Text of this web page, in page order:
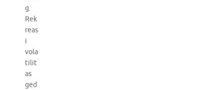
g.
Rek
reas
i
vola
tilit
as
ged